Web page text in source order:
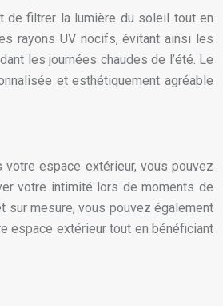
de filtrer la lumière du soleil tout en
rayons UV nocifs, évitant ainsi les
les journées chaudes de l’été. Le
et esthétiquement agréable
espace extérieur, vous pouvez
votre intimité lors de moments de
mesure, vous pouvez également
espace extérieur tout en bénéficiant